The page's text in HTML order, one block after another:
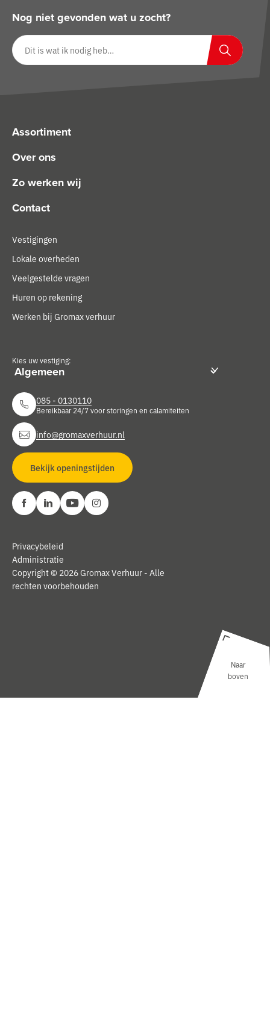
Nog niet gevonden wat u zocht?
Zoeken op website
Zoeken
Assortiment
Over ons
Zo werken wij
Contact
Vestigingen
Lokale overheden
Veelgestelde vragen
Huren op rekening
Werken bij Gromax verhuur
Kies uw vestiging:
085 - 0130110
Bereikbaar 24/7 voor storingen en calamiteiten
info@gromaxverhuur.nl
Bekijk openingstijden
Copyright © 2026 Gromax Verhuur - Alle
rechten voorbehouden
Privacybeleid
Administratie
Naar
boven